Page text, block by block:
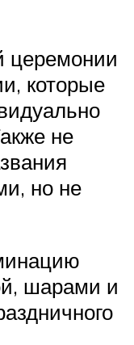
церемонии
которые
не
но не
шарами и